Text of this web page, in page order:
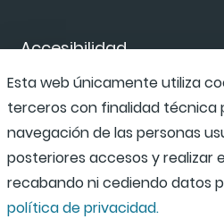
Accesibilidad
Canal de denuncias
Esta web únicamente utiliza
terceros con finalidad técnica
navegación de las personas
posteriores accesos y realizar
recabando ni cediendo datos
política de privacidad.